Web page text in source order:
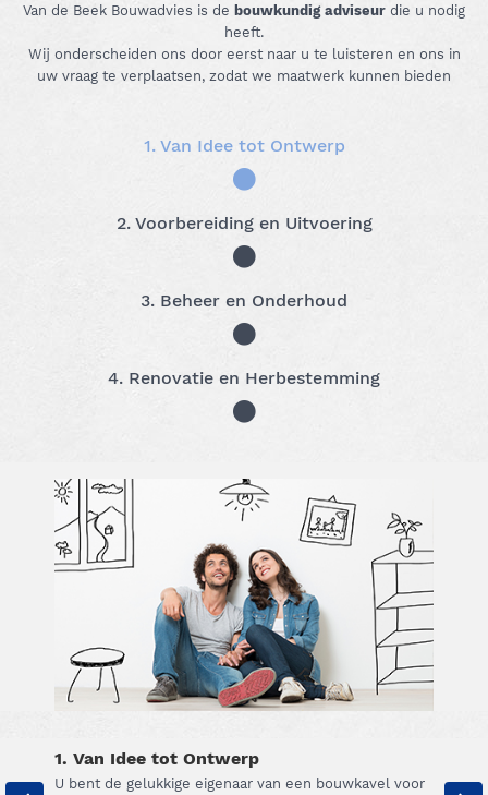
Van de Beek Bouwadvies is de bouwkundig adviseur die u nodig
heeft.
Wij onderscheiden ons door eerst naar u te luisteren en ons in
uw vraag te verplaatsen, zodat we maatwerk kunnen bieden
1. Van Idee tot Ontwerp
2. Voorbereiding en Uitvoering
3. Beheer en Onderhoud
4. Renovatie en Herbestemming
1. Van Idee tot Ontwerp
U bent de gelukkige eigenaar van een bouwkavel voor